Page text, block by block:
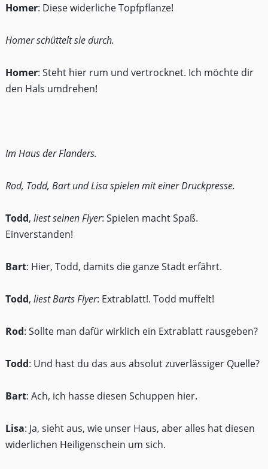
Homer: Diese widerliche Topfpflanze!
Homer schüttelt sie durch.
Homer: Steht hier rum und vertrocknet. Ich möchte dir
den Hals umdrehen!
Im Haus der Flanders.
Rod, Todd, Bart und Lisa spielen mit einer Druckpresse.
Todd, liest seinen Flyer: Spielen macht Spaß.
Einverstanden!
Bart: Hier, Todd, damits die ganze Stadt erfährt.
Todd, liest Barts Flyer: Extrablatt!. Todd muffelt!
Rod: Sollte man dafür wirklich ein Extrablatt rausgeben?
Todd: Und hast du das aus absolut zuverlässiger Quelle?
Bart: Ach, ich hasse diesen Schuppen hier.
Lisa: Ja, sieht aus, wie unser Haus, aber alles hat diesen
widerlichen Heiligenschein um sich.